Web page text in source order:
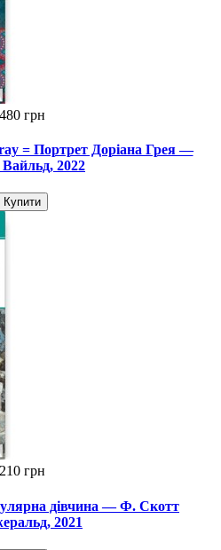
480 грн
= Портрет Доріана Грея —
2022
Купити
210 грн
дівчина — Ф. Скотт
2021